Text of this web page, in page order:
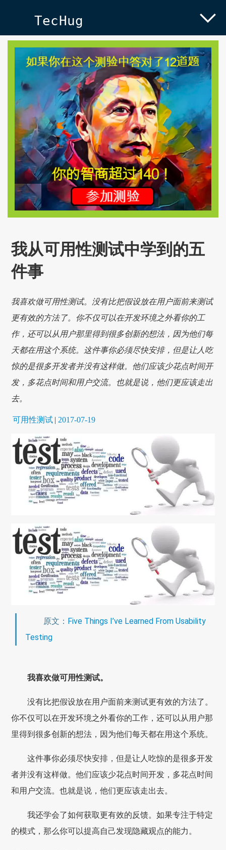
TecHug
我从可用性测试中学到的五
件事
我喜欢做可用性测试。没有比把假设放在用户面前来测试
更有效的方法了。你不仅可以在开发环境之外看你的工
作，还可以从用户那里得到很多创新的想法，因为他们每
天都在用这个系统。这件事你必须尽快安排，但是让人吃
惊的是很多开发者并没有这样做。他们应该少花点时间开
发，多花点时间和用户交流。也就是说，他们更应该走出
去。
可用性测试 | 2017-07-19
原文： Five Things I’ve Learned From Usability
Testing
我喜欢做可用性测试。
没有比把假设放在用户面前来测试更有效的方法了。
你不仅可以在开发环境之外看你的工作，还可以从用户那
里得到很多创新的想法，因为他们每天都在用这个系统。
这件事你必须尽快安排，但是让人吃惊的是很多开发
者并没有这样做。他们应该少花点时间开发，多花点时间
和用户交流。也就是说，他们更应该走出去。
我还学会了如何获取更有效的反馈。如果专注于特定
的模式，那么你可以提高自己发现隐藏观点的能力。